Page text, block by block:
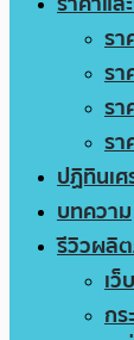
ร
รา
รา
รา
ปฏิทินเ
บทความ
รีวิวผลิ
เว็
กร